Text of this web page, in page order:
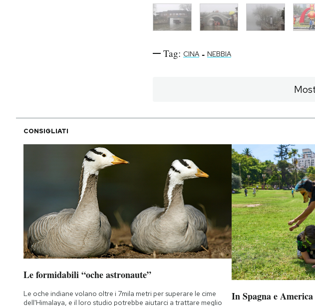
Tag: CINA - NEBBIA
CONSIGLIATI
Le formidabili “oche astronaute”
Le oche indiane volano oltre i 7mila metri per superare le cime
dell'Himalaya, e il loro studio potrebbe aiutarci a trattare meglio
In Spagna e